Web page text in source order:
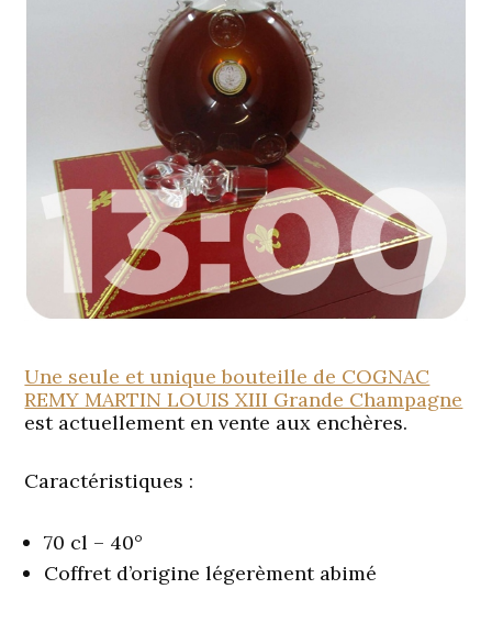
Une seule et unique bouteille de COGNAC
REMY MARTIN LOUIS XIII Grande Champagne
est actuellement en vente aux enchères.
Caractéristiques :
70 cl – 40°
Coffret d’origine légerèment abimé